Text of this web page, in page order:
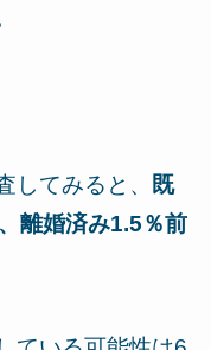
してみると、
既
離婚済み1.5％前